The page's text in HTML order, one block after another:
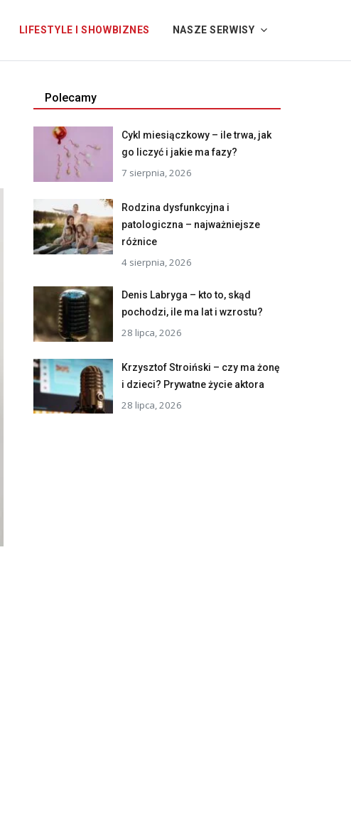
LIFESTYLE I SHOWBIZNES NASZE SERWISY
Polecamy
Cykl miesiączkowy – ile trwa, jak
go liczyć i jakie ma fazy?
7 sierpnia, 2026
Rodzina dysfunkcyjna i
patologiczna – najważniejsze
różnice
4 sierpnia, 2026
Denis Labryga – kto to, skąd
pochodzi, ile ma lat i wzrostu?
28 lipca, 2026
Krzysztof Stroiński – czy ma żonę
i dzieci? Prywatne życie aktora
28 lipca, 2026